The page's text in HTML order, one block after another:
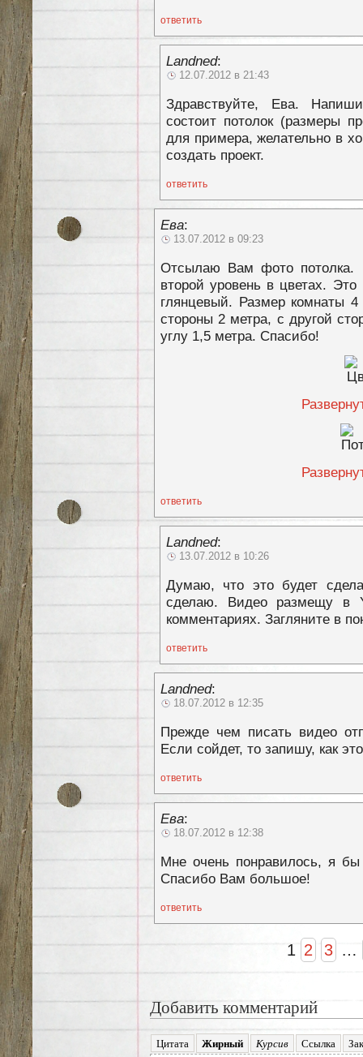
ответить
Landned:
12.07.2012 в 21:43
Здравствуйте, Ева.
состоит потолок (размеры
для примера, желательно в
создать проект.
ответить
Ева:
13.07.2012 в 09:23
Отсылаю Вам фото потолка.
второй уровень в цветах. Это
глянцевый. Размер комнаты
стороны 2 метра, с другой
углу 1,5 метра. Спасибо!
ответить
Landned:
13.07.2012 в 10:26
Думаю, что это будет
сделаю. Видео размещу в
комментариях. Загляните в
ответить
Landned:
18.07.2012 в 12:35
Прежде чем писать видео
Если сойдет, то запишу, как
ответить
Ева:
18.07.2012 в 12:38
Мне очень понравилось, я
Спасибо Вам большое!
ответить
1 2 3 …
Добавить комментарий